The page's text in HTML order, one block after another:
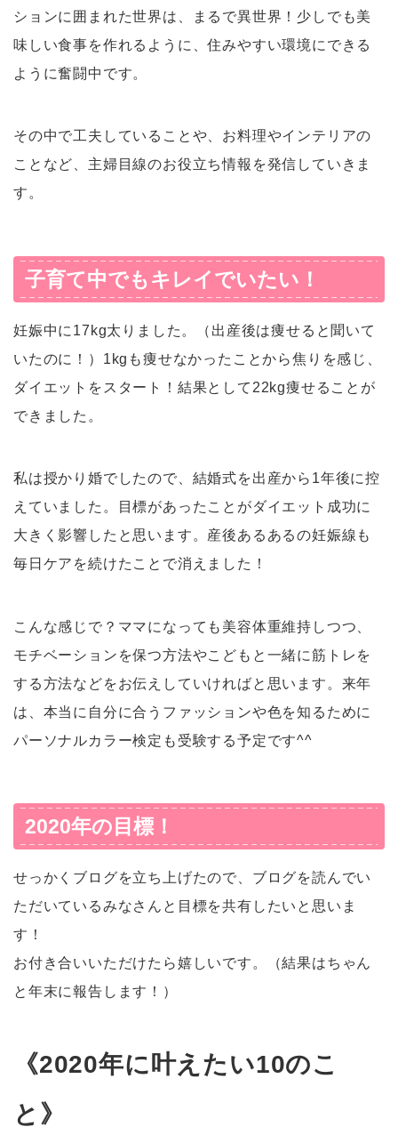
ションに囲まれた世界は、まるで異世界！少しでも美
味しい食事を作れるように、住みやすい環境にできる
ように奮闘中です。
その中で工夫していることや、お料理やインテリアの
ことなど、主婦目線のお役立ち情報を発信していきま
す。
子育て中でもキレイでいたい！
妊娠中に17kg太りました。（出産後は痩せると聞いて
いたのに！）1kgも痩せなかったことから焦りを感じ、
ダイエットをスタート！結果として22kg痩せることが
できました。
私は授かり婚でしたので、結婚式を出産から1年後に控
えていました。目標があったことがダイエット成功に
大きく影響したと思います。産後あるあるの妊娠線も
毎日ケアを続けたことで消えました！
こんな感じで？ママになっても美容体重維持しつつ、
モチベーションを保つ方法やこどもと一緒に筋トレを
する方法などをお伝えしていければと思います。来年
は、本当に自分に合うファッションや色を知るために
パーソナルカラー検定も受験する予定です^^
2020年の目標！
せっかくブログを立ち上げたので、ブログを読んでい
ただいているみなさんと目標を共有したいと思いま
す！
お付き合いいただけたら嬉しいです。（結果はちゃん
と年末に報告します！）
《2020年に叶えたい10のこ
と》